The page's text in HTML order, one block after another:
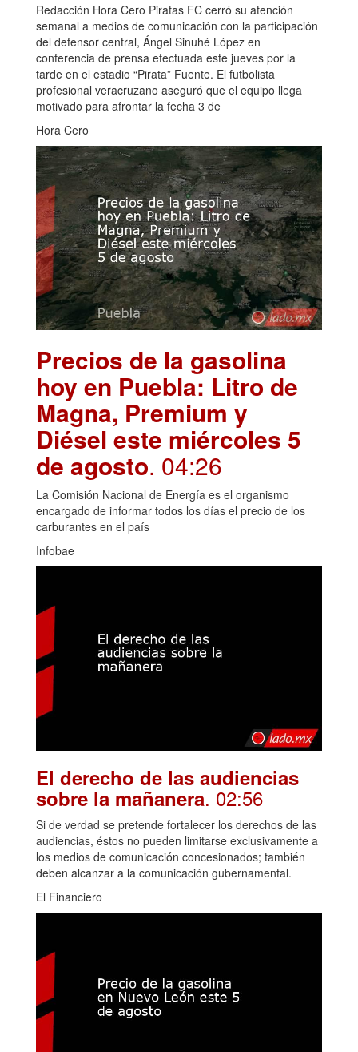
Redacción Hora Cero Piratas FC cerró su atención
semanal a medios de comunicación con la participación
del defensor central, Ángel Sinuhé López en
conferencia de prensa efectuada este jueves por la
tarde en el estadio “Pirata” Fuente. El futbolista
profesional veracruzano aseguró que el equipo llega
motivado para afrontar la fecha 3 de
Hora Cero
Precios de la gasolina
hoy en Puebla: Litro de
Magna, Premium y
Diésel este miércoles 5
de agosto. 04:26
La Comisión Nacional de Energía es el organismo
encargado de informar todos los días el precio de los
carburantes en el país
Infobae
El derecho de las audiencias
sobre la mañanera. 02:56
Si de verdad se pretende fortalecer los derechos de las
audiencias, éstos no pueden limitarse exclusivamente a
los medios de comunicación concesionados; también
deben alcanzar a la comunicación gubernamental.
El Financiero